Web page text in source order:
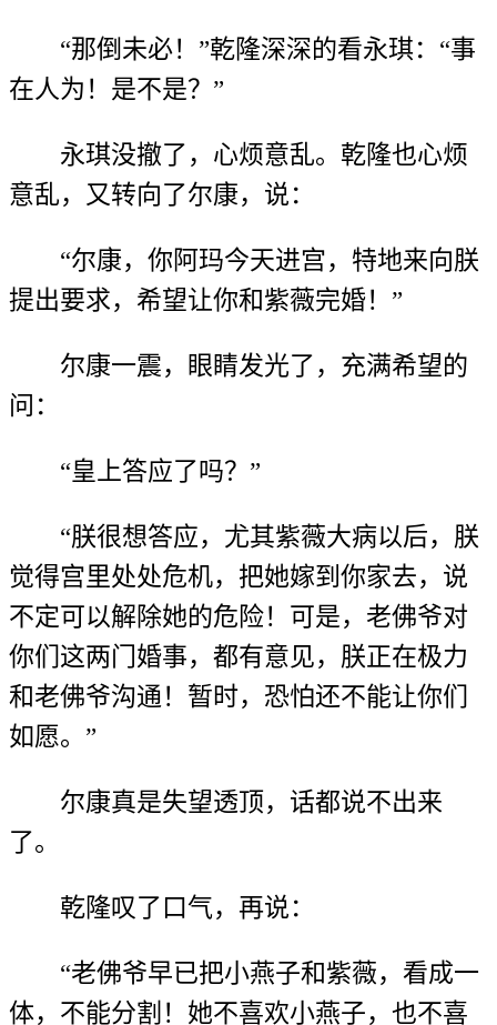
“那倒未必！”乾隆深深的看永琪：“事
在人为！是不是？”
永琪没撤了，心烦意乱。乾隆也心烦
意乱，又转向了尔康，说：
“尔康，你阿玛今天进宫，特地来向朕
提出要求，希望让你和紫薇完婚！”
尔康一震，眼睛发光了，充满希望的
问：
“皇上答应了吗？”
“朕很想答应，尤其紫薇大病以后，朕
觉得宫里处处危机，把她嫁到你家去，说
不定可以解除她的危险！可是，老佛爷对
你们这两门婚事，都有意见，朕正在极力
和老佛爷沟通！暂时，恐怕还不能让你们
如愿。”
尔康真是失望透顶，话都说不出来
了。
乾隆叹了口气，再说：
“老佛爷早已把小燕子和紫薇，看成一
体，不能分割！她不喜欢小燕子，也不喜